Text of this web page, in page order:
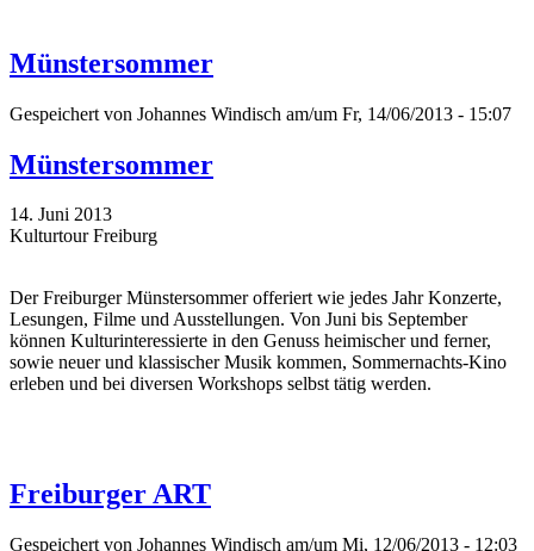
Münstersommer
Gespeichert von Johannes Windisch am/um Fr, 14/06/2013 - 15:07
Münstersommer
14. Juni 2013
Kulturtour Freiburg
Der Freiburger Münstersommer offeriert wie jedes Jahr Konzerte,
Lesungen, Filme und Ausstellungen. Von Juni bis September
können Kulturinteressierte in den Genuss heimischer und ferner,
sowie neuer und klassischer Musik kommen, Sommernachts-Kino
erleben und bei diversen Workshops selbst tätig werden.
Freiburger ART
Gespeichert von Johannes Windisch am/um Mi, 12/06/2013 - 12:03